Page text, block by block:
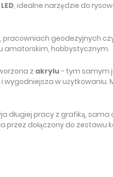
, idealne narzędzie do
pracowniach geodezyjnych
amatorskim, hobbystycznym.
z akrylu - tym samym
w użytkowaniu.
długiej pracy z grafiką,
dołączony do zestawu